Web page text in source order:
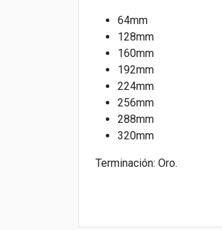
64mm
128mm
160mm
192mm
224mm
256mm
288mm
320mm
Terminación: Oro.